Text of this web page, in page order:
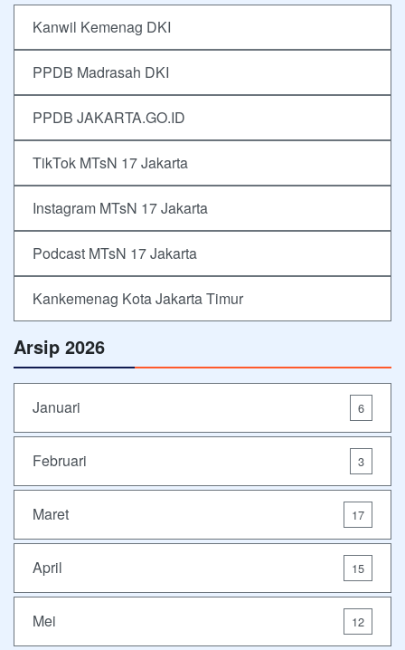
Kanwil Kemenag DKI
PPDB Madrasah DKI
PPDB JAKARTA.GO.ID
TikTok MTsN 17 Jakarta
Instagram MTsN 17 Jakarta
Podcast MTsN 17 Jakarta
Kankemenag Kota Jakarta Timur
Arsip 2026
Januari 6
Februari 3
Maret 17
April 15
Mei 12